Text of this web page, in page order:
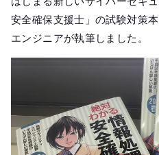
安全確保支援士」の試験対策
エンジニアが執筆しました。